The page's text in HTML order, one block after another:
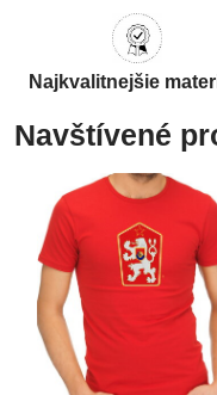
Najkvalitnejšie
Navštívené